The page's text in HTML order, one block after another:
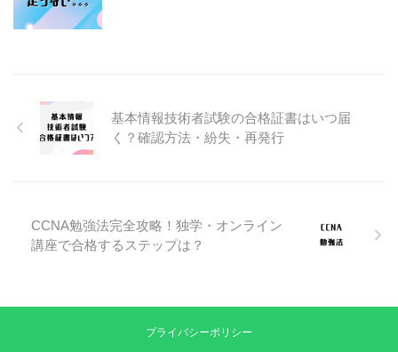
基本情報技術者試験の合格証書はいつ届
く？確認方法・紛失・再発行
CCNA勉強法完全攻略！独学・オンライン
講座で合格するステップは？
プライバシーポリシー